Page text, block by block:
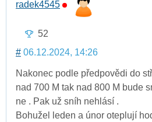
radek4545
52
# 06.12.2024, 14:26
Nakonec podle předpovědi do
nad 700 M tak nad 800 M bude
ne . Pak už sníh nehlásí .
Bohužel leden a únor oteplují